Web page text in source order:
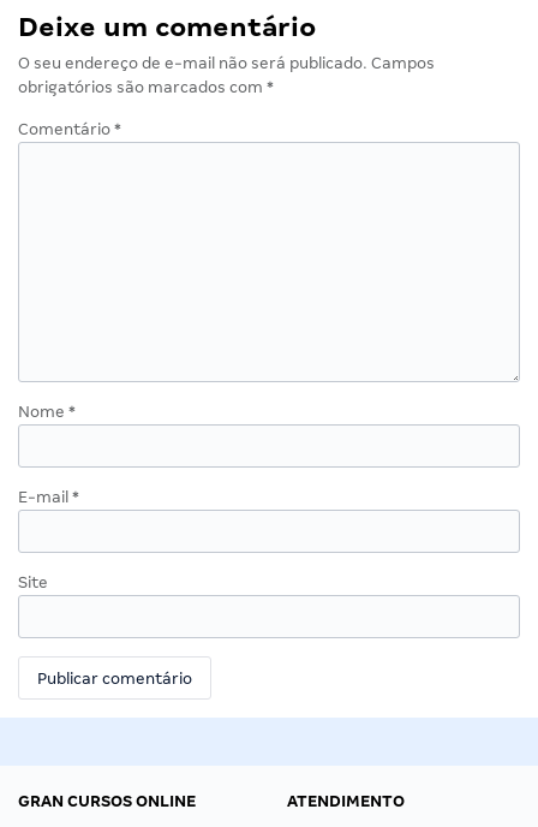
Deixe um comentário
O seu endereço de e-mail não será publicado. Campos
obrigatórios são marcados com *
Comentário *
Nome *
E-mail *
Site
GRAN CURSOS ONLINE
ATENDIMENTO